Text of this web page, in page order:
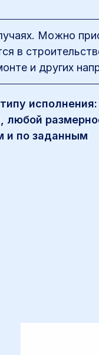
исполнения:
любой
и по заданным
Можно
в
и других